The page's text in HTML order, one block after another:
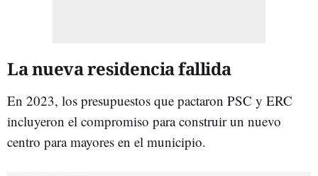
La nueva residencia fallida
En 2023, los presupuestos que pactaron PSC y ERC
incluyeron el compromiso para construir un nuevo
centro para mayores en el municipio.